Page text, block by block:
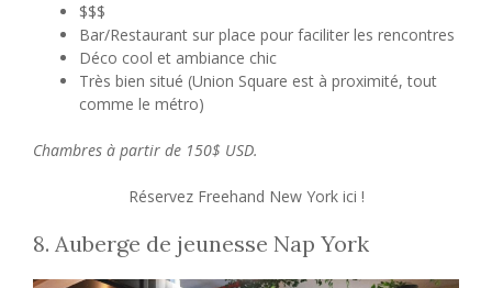
$$$
Bar/Restaurant sur place pour faciliter les rencontres
Déco cool et ambiance chic
Très bien situé (Union Square est à proximité, tout
comme le métro)
Chambres à partir de 150$ USD.
Réservez Freehand New York ici !
8. Auberge de jeunesse Nap York